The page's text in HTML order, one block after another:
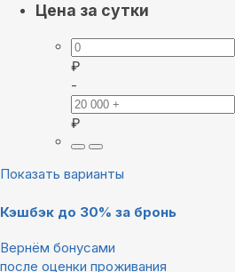
Цена за сутки
₽
-
₽
Показать варианты
Кэшбэк до 30% за бронь
Вернём бонусами
после оценки проживания